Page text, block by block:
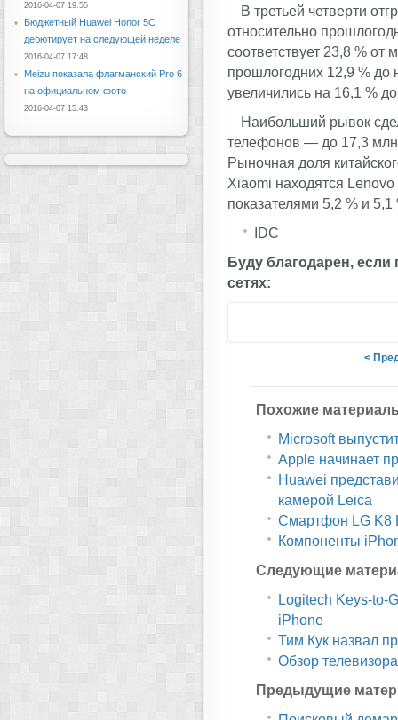
В третьей четверти
относительно
соответствует 23,8 %
прошлогодних 12,9 % до
увеличились на 16,1 %
Наибольший рывок
телефонов — до 17,3 млн
Рыночная доля
Xiaomi находятся
показателями 5,2 % и 5,1
IDC
Буду благодарен, если
сетях:
<
Похожие
Microsoft
Apple начинает
Huawei
камерой Leica
Смартфон LG K8
Компоненты
Следующие
Logitech Keys-to-
iPhone
Тим Кук назвал
Обзор
Предыдущие
2016-04-07 19:55
Бюджетный Huawei Honor 5C
дебютирует на следующей неделе
2016-04-07 17:48
Meizu показала флагманский Pro 6
на официальном фото
2016-04-07 15:43